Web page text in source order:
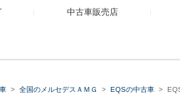
中古車販売店
全国のメルセデスＡＭＧ EQSの中古車